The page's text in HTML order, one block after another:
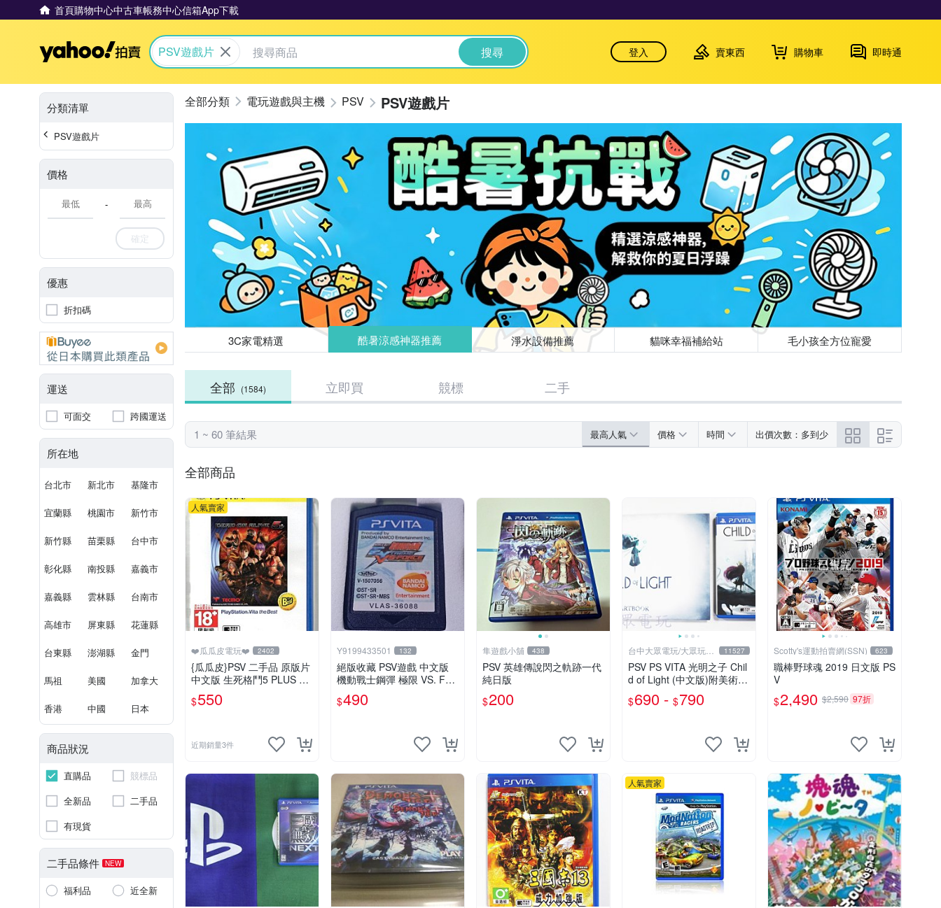
首頁購物中心中古車帳務中心信箱App下載
Yahoo拍賣
PSV遊戲片 搜尋 登入 賣東西 購物車 即時通
分類清單
PSV遊戲片
價格
-
確定
優惠
折扣碼
運送
可面交 跨國運送
所在地
台北市 新北市 基隆市
宜蘭縣 桃園市 新竹市
新竹縣 苗栗縣 台中市
彰化縣 南投縣 嘉義市
嘉義縣 雲林縣 台南市
高雄市 屏東縣 花蓮縣
台東縣 澎湖縣 金門
馬祖 美國 加拿大
香港 中國 日本
商品狀況
直購品
競標品
全新品
二手品
有現貨
二手品條件 NEW
福利品
近全新
電玩遊戲與主機 PSV PSV遊戲片
3C家電精選 酷暑涼感神器推薦 淨水設備推薦 貓咪幸福補給站 毛小孩全方位寵愛
全部 (1584) 立即買 競標 二手
1 ~ 60 筆結果 最高人氣 價格 時間 出價次數：多到少
全部商品
人氣賣家
❤️瓜瓜皮電玩❤️ 2402
{瓜瓜皮}PSV 二手品 原版片
中文版 生死格鬥5 PLUS De
ad or Alive 5(遊戲都有回收)
$550
近期銷量3件
Y9199433501 132
絕版收藏 PSV遊戲 中文版
機動戰士鋼彈 極限 VS. FO
RCE
$490
隼遊戲小舖 438
PSV 英雄傳說閃之軌跡一代
純日版
$200
台中大眾電玩/大眾玩具
店
11527
PSV PS VITA 光明之子 Chil
d of Light (中文版)附美術設
定集(二手商品)【台中大眾
電玩】
$690 - $790
已售完
Scotty's運動拍賣網(SSN) 623
職棒野球魂 2019 日文版 PS
V
$2,490 $2,590 97折
人氣賣家